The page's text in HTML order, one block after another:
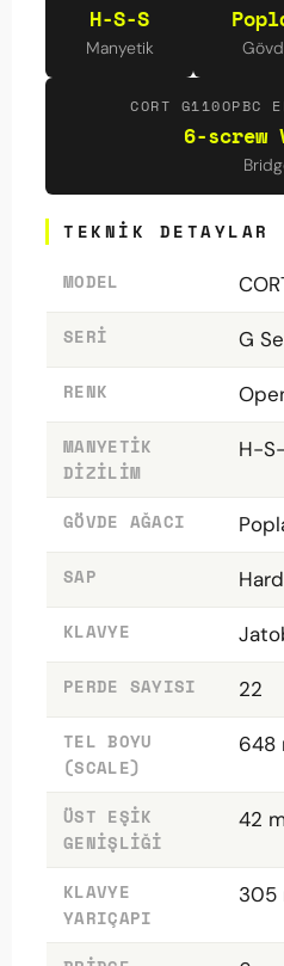
H-S-S
Manyetik
CORT G110OPBC
6-screw
TEKNIK DETAYLAR
MODEL
SERI G
RENK
MANYETIK
DIZILIM
H-
GÖVDE AĞACI
SAP
KLAVYE
PERDE SAYISI 22
TEL BOYU
(SCALE)
648
ÜST EŞIK
GENIŞLIĞI
42
KLAVYE
YARIÇAPI
305